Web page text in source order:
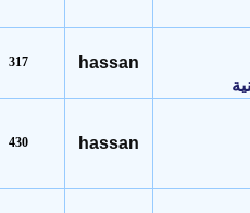
hassan
hassan